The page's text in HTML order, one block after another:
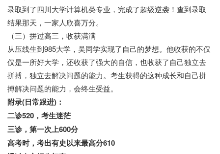
录取到了四川大学计算机类专业，完成了超级逆袭！查到录取
结果那天，一家人欣喜万分。
（三）拼过高三，收获满满
从压线生到985大学，吴同学实现了自己的梦想。他收获的不仅
仅是一所好大学，还收获了强大的自信，也收获了自己独立去
拼搏，独立去解决问题的能力。考生获得的这种成长和自己拼
搏解决问题的能力，会终生受益。
附录(日常跟进)：
二诊520，考生迷茫
三诊，第一次上600分
高考时，考出有史以来最高分610